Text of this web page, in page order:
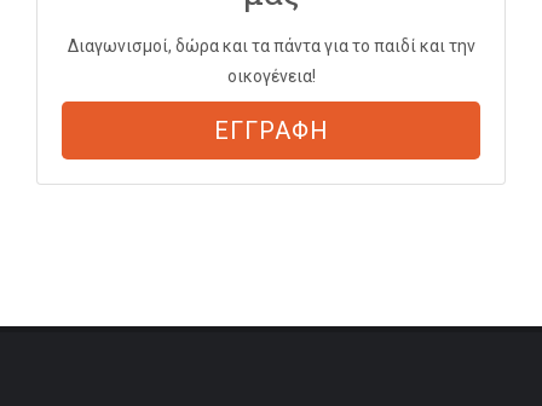
Διαγωνισμοί, δώρα και τα πάντα για το παιδί και την
οικογένεια!
ΕΓΓΡΑΦΗ